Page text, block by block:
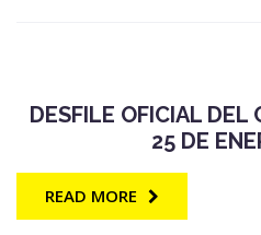
DESFILE OFICIAL DEL
25 DE
READ MORE